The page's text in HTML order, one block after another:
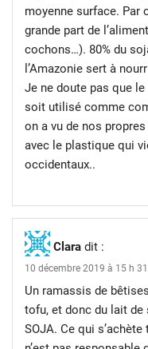
moyenne surface. Par
grande part de
cochons…). 80% du
l’Amazonie sert à
Je ne doute pas que le
soit utilisé comme
on a vu de nos
avec le plastique qui
occidentaux..
Clara dit :
10 décembre 2019 à 15 h
Un ramassis de
tofu, et donc du lait de
SOJA. Ce qui